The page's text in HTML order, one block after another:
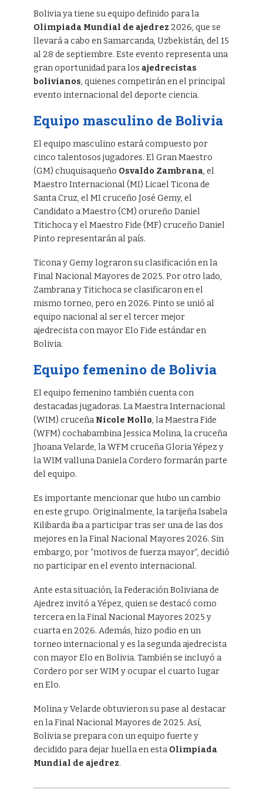
Bolivia ya tiene su equipo definido para la
Olimpiada Mundial de ajedrez 2026, que se
llevará a cabo en Samarcanda, Uzbekistán, del 15
al 28 de septiembre. Este evento representa una
gran oportunidad para los ajedrecistas
bolivianos, quienes competirán en el principal
evento internacional del deporte ciencia.
Equipo masculino de Bolivia
El equipo masculino estará compuesto por
cinco talentosos jugadores. El Gran Maestro
(GM) chuquisaqueño Osvaldo Zambrana, el
Maestro Internacional (MI) Licael Ticona de
Santa Cruz, el MI cruceño José Gemy, el
Candidato a Maestro (CM) orureño Daniel
Titichoca y el Maestro Fide (MF) cruceño Daniel
Pinto representarán al país.
Ticona y Gemy lograron su clasificación en la
Final Nacional Mayores de 2025. Por otro lado,
Zambrana y Titichoca se clasificaron en el
mismo torneo, pero en 2026. Pinto se unió al
equipo nacional al ser el tercer mejor
ajedrecista con mayor Elo Fide estándar en
Bolivia.
Equipo femenino de Bolivia
El equipo femenino también cuenta con
destacadas jugadoras. La Maestra Internacional
(WIM) cruceña Nicole Mollo, la Maestra Fide
(WFM) cochabambina Jessica Molina, la cruceña
Jhoana Velarde, la WFM cruceña Gloria Yépez y
la WIM valluna Daniela Cordero formarán parte
del equipo.
Es importante mencionar que hubo un cambio
en este grupo. Originalmente, la tarijeña Isabela
Kilibarda iba a participar tras ser una de las dos
mejores en la Final Nacional Mayores 2026. Sin
embargo, por “motivos de fuerza mayor”, decidió
no participar en el evento internacional.
Ante esta situación, la Federación Boliviana de
Ajedrez invitó a Yépez, quien se destacó como
tercera en la Final Nacional Mayores 2025 y
cuarta en 2026. Además, hizo podio en un
torneo internacional y es la segunda ajedrecista
con mayor Elo en Bolivia. También se incluyó a
Cordero por ser WIM y ocupar el cuarto lugar
en Elo.
Molina y Velarde obtuvieron su pase al destacar
en la Final Nacional Mayores de 2025. Así,
Bolivia se prepara con un equipo fuerte y
decidido para dejar huella en esta Olimpiada
Mundial de ajedrez.